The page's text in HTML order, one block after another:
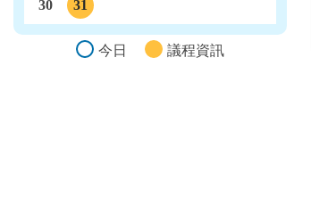
30
31
今日
議程資訊